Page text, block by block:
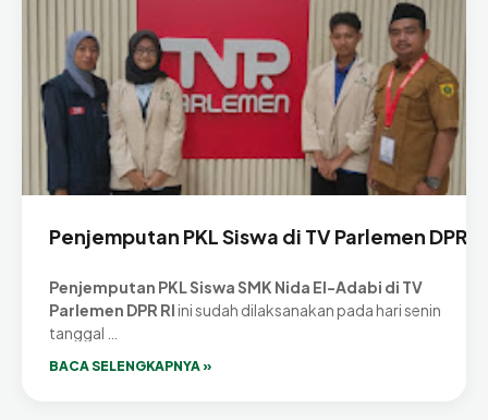
Penjemputan PKL Siswa di TV Parlemen DPR RI
Penjemputan PKL Siswa SMK Nida El-Adabi di TV
Parlemen DPR RIini sudah dilaksanakan pada hari senin
tanggal …
BACA SELENGKAPNYA »